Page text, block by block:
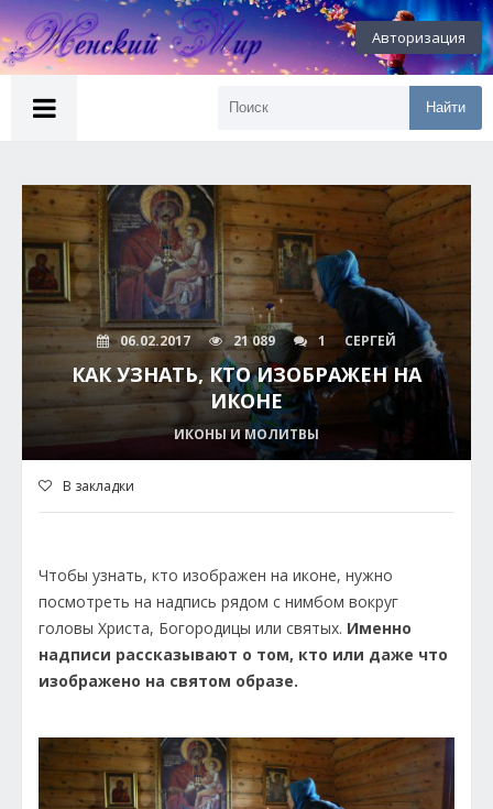
Авторизация
Найти
06.02.2017 21 089 1 СЕРГЕЙ
КАК УЗНАТЬ, КТО ИЗОБРАЖЕН НА
ИКОНЕ
ИКОНЫ И МОЛИТВЫ
В закладки
Чтобы узнать, кто изображен на иконе, нужно
посмотреть на надпись рядом с нимбом вокруг
головы Христа, Богородицы или святых. Именно
надписи рассказывают о том, кто или даже что
изображено на святом образе.